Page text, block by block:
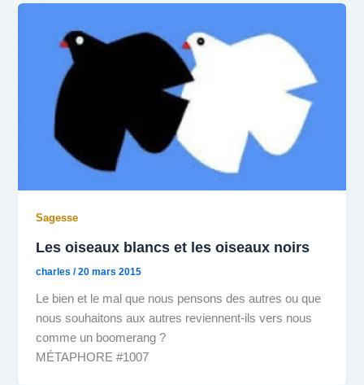
Sagesse
Les oiseaux blancs et les oiseaux noirs
charles/20 mars 2015
Le bien et le mal que nous pensons des autres ou que
nous souhaitons aux autres reviennent-ils vers nous
comme un boomerang ?
MÉTAPHORE #1007